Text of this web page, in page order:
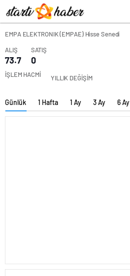
EMPA ELEKTRONIK (EMPAE) Hisse Senedi
ALIŞ
73.7
SATIŞ
0
İŞLEM HACMİ YILLIK DEĞİŞİM
Günlük 1 Hafta 1 Ay 3 Ay 6 Ay